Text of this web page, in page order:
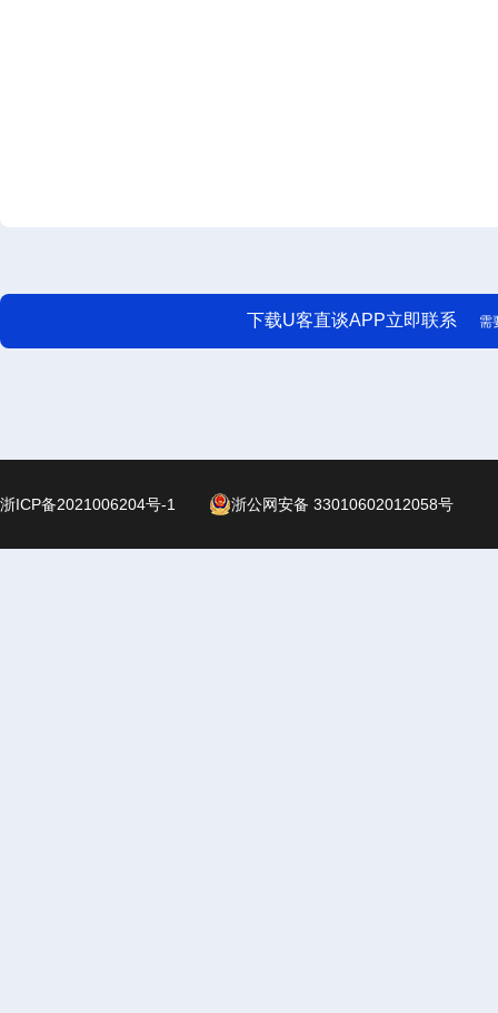
下载U客直谈APP立即联系 需
浙ICP备2021006204号-1 浙公网安备 33010602012058号